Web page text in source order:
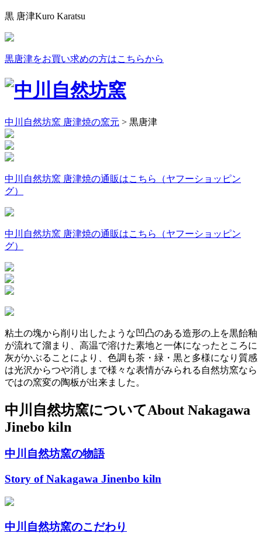
黒 唐津Kuro Karatsu
黒唐津をお買い求めの方はこちらから
中川自然坊窯 唐津焼の窯元 > 黒唐津
中川自然坊窯 唐津焼の通販はこちら（ヤフーショッピン
グ）
中川自然坊窯 唐津焼の通販はこちら（ヤフーショッピン
グ）
粘土の塊から削り出したような凹凸のある造形の上を黒飴釉
が流れて溜まり、 高温で溶けた素地と一体になったところに
灰がかぶることにより、 色調も茶・緑・黒と多様になり質感
は光沢からつや消しまで様々な表情がみられる 自然坊窯なら
ではの窯変の陶板が出来ました。
中川自然坊窯についてAbout Nakagawa
Jinebo kiln
中川自然坊窯の物語
Story of Nakagawa Jinenbo kiln
中川自然坊窯のこだわり